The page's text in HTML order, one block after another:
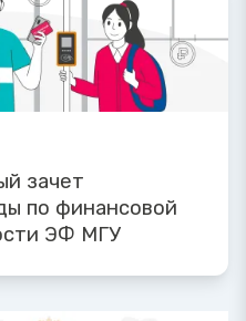
зачет
по финансовой
ЭФ МГУ